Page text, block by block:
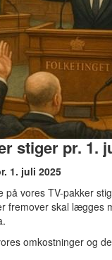
stiger pr. 1.
1. juli 2025
på vores TV-pakker
fremover skal lægges
omkostninger og